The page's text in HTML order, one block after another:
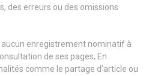
des erreurs ou des omissions
enregistrement nominatif à
de ses pages, En
comme le partage d’article ou